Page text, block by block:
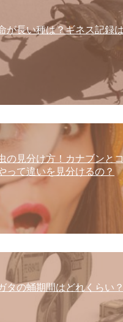
が長い種は？ギネス記録
の見分け方！カナブンと
って違いを見分けるの？
タの蛹期間はどれくらい？